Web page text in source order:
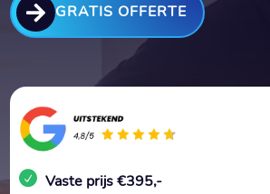
 GRATIS OFFERTE
Vaste prijs €395,-